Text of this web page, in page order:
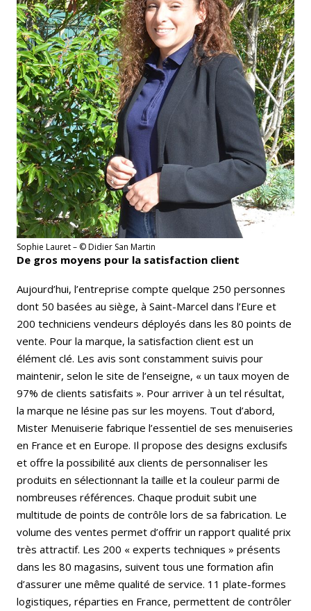
Sophie Lauret – © Didier San Martin
De gros moyens pour la satisfaction client
Aujourd’hui, l’entreprise compte quelque 250 personnes
dont 50 basées au siège, à Saint-Marcel dans l’Eure et
200 techniciens vendeurs déployés dans les 80 points de
vente. Pour la marque, la satisfaction client est un
élément clé. Les avis sont constamment suivis pour
maintenir, selon le site de l’enseigne, « un taux moyen de
97% de clients satisfaits ». Pour arriver à un tel résultat,
la marque ne lésine pas sur les moyens. Tout d’abord,
Mister Menuiserie fabrique l’essentiel de ses menuiseries
en France et en Europe. Il propose des designs exclusifs
et offre la possibilité aux clients de personnaliser les
produits en sélectionnant la taille et la couleur parmi de
nombreuses références. Chaque produit subit une
multitude de points de contrôle lors de sa fabrication. Le
volume des ventes permet d’offrir un rapport qualité prix
très attractif. Les 200 « experts techniques » présents
dans les 80 magasins, suivent tous une formation afin
d’assurer une même qualité de service. 11 plate-formes
logistiques, réparties en France, permettent de contrôler